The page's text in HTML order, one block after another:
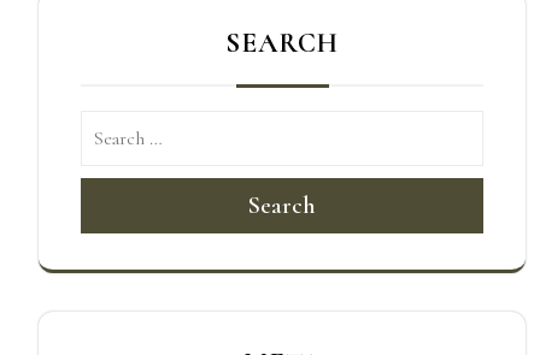
SEARCH
Search